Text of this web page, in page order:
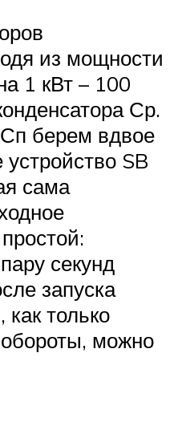
из мощности
1 кВт – 100
Ср.
Сп берем вдвое
SB
сама
секунд
запуска
как только
обороты, можно